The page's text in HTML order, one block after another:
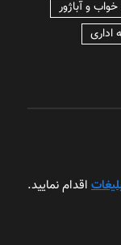
و آباژور
اداری
اقدام نمایید.